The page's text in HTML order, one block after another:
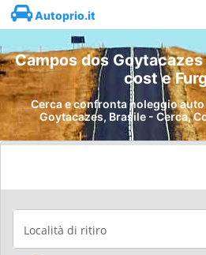
Autoprio.it
Campos dos
cost e
Cerca e confronta noleggio
Goytacazes, Brasile - Cerca,
Località di ritiro